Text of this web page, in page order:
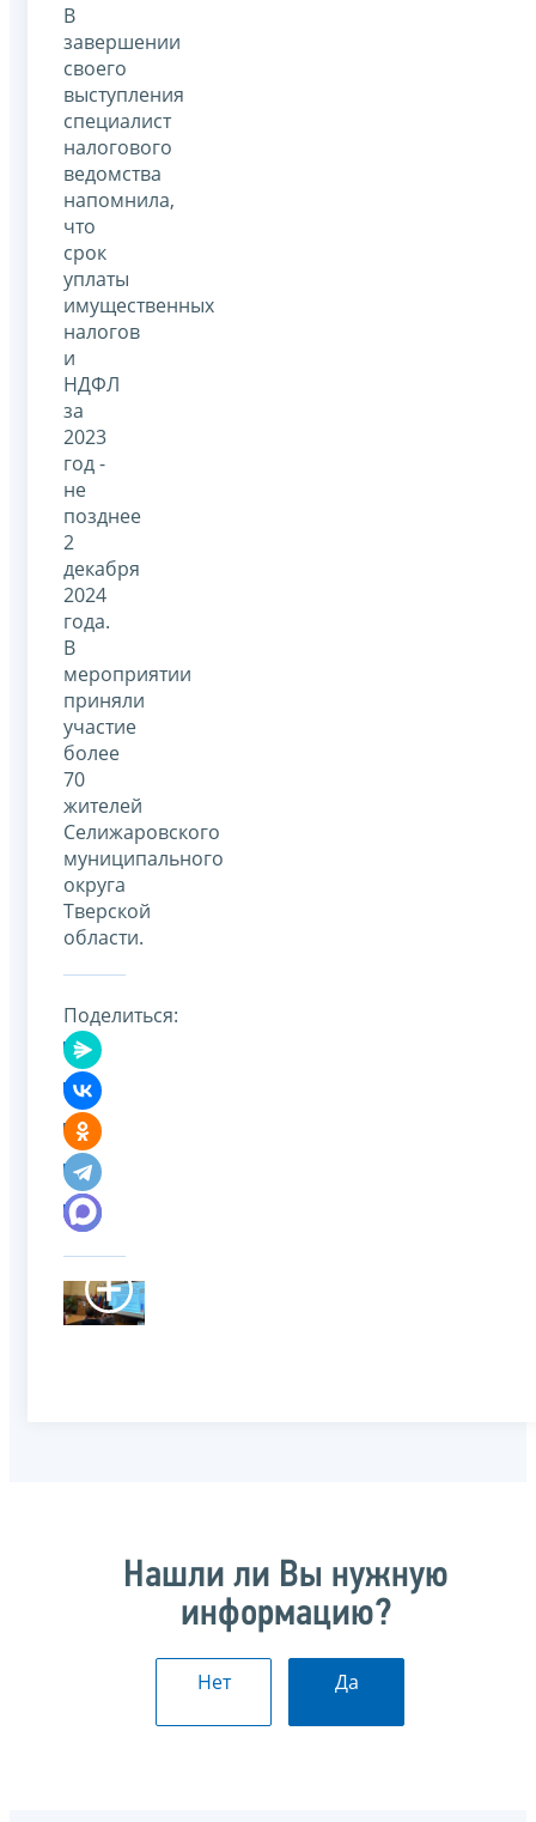
В
завершении
своего
выступления
специалист
налогового
ведомства
напомнила,
что
срок
уплаты
имущественных
налогов
и
НДФЛ
за
2023
год -
не
позднее
2
декабря
2024
года.
В
мероприятии
приняли
участие
более
70
жителей
Селижаровского
муниципального
округа
Тверской
области.
Поделиться:
Нашли ли Вы нужную
информацию?
Нет Да